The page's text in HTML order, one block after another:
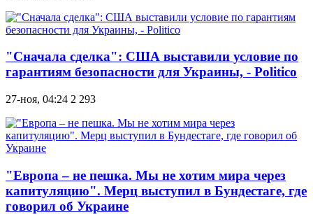
"Сначала сделка": США выставили условие по
гарантиям безопасности для Украины, - Politico
27-ноя, 04:24 2 293
"Европа – не пешка. Мы не хотим мира через
капитуляцию". Мерц выступил в Бундестаге, где
говорил об Украине